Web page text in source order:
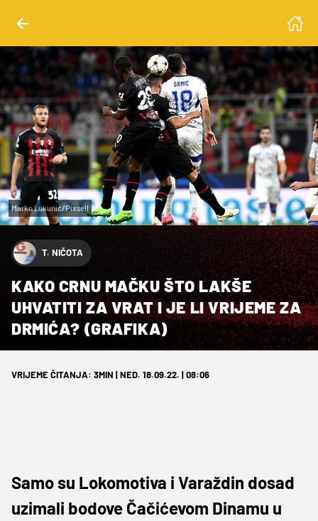
Marko Lukunić/Pixsell
T. NIČOTA
KAKO CRNU MAČKU ŠTO LAKŠE
UHVATITI ZA VRAT I JE LI VRIJEME ZA
DRMIĆA? (GRAFIKA)
VRIJEME ČITANJA: 3MIN | NED. 18.09.22. | 08:06
Samo su Lokomotiva i Varaždin dosad
uzimali bodove Čačićevom Dinamu u